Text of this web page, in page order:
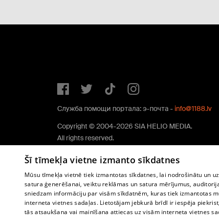
Служба помощи портала: э-почта - info@1188.lv
Copyright © 2004-2026 SIA HELIO MEDIA.
All rights reserved.
Šī tīmekļa vietne izmanto sīkdatnes
Mūsu tīmekļa vietnē tiek izmantotas sīkdatnes, lai nodrošinātu un
satura ģenerēšanai, veiktu reklāmas un satura mērījumus,
sniedzam informāciju par visām sīkdatnēm, kuras tiek izmantotas
interneta vietnes sadaļas. Lietotājam jebkurā brīdī ir iespēja
tās atsaukšana vai mainīšana attiecas uz visām interneta vietnes